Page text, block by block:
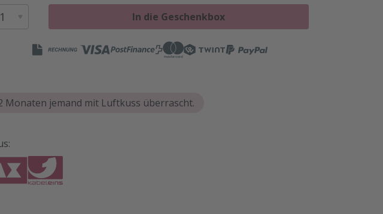
In die Geschenkbox
Monaten jemand mit Luftkuss überrascht.